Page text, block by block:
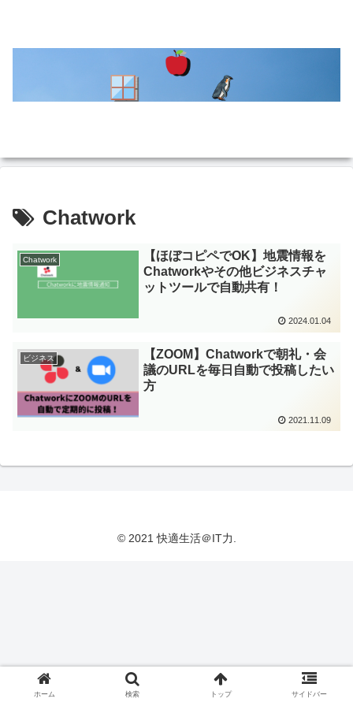
Chatwork
Chatwork
【ほぼコピペでOK】地震情報を
Chatworkやその他ビジネスチャ
ットツールで自動共有！
2024.01.04
ビジネス
【ZOOM】Chatworkで朝礼・会
議のURLを毎日自動で投稿したい
方
2021.11.09
© 2021 快適生活＠IT力.
ホーム 検索 トップ サイドバー